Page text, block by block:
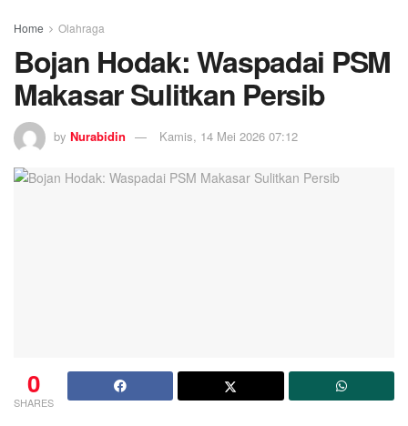
Home Olahraga
Bojan Hodak: Waspadai PSM
Makasar Sulitkan Persib
by Nurabidin Kamis, 14 Mei 2026 07:12
0
SHARES